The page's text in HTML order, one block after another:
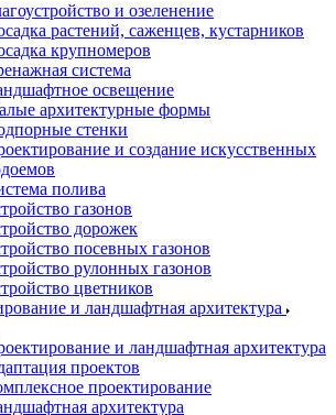
и озеленение
растений, саженцев, кустарников
крупномеров
система
освещение
архитектурные формы
стенки
и создание искусственных
полива
газонов
дорожек
посевных газонов
рулонных газонов
цветников
и ландшафтная архитектура
и ландшафтная архитектура
проектов
проектирование
архитектура